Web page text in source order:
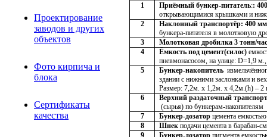
Проектирование
заводов и других
объектов
Фото кирпича и
блока
Сертификаты
качества
1 Приёмный бункер-питатель::
открывающимися крышками и
2
Наклонный транспортёр: 400
бункера-питателя в молотковую
3
Молотковая дробилка 3 тонн/
4
Ёмкость под цемент(силос)
пневмонасосом, на улице: D=1,9
5
Бункер-накопитель
здании с нижними заслонками и
Размер: 7,2м. х 1,2м. х 4,2м.(h) – 2
6
Верхний раздаточный
(сырья) по бункерам-накопителям
7
Бункер-дозатор цемента
8
Шнек подачи цемента в барабан-
9
Бункер-дозатор пигмента